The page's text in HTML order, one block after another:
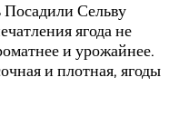
Посадили Сельву
ягода не
и урожайнее.
и плотная, ягоды